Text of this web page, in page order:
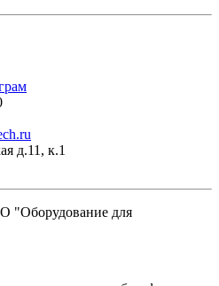
д.11, к.1
"Оборудование для